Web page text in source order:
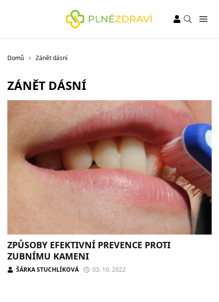
Domů Zánět dásní
ZÁNĚT DÁSNÍ
ZPŮSOBY EFEKTIVNÍ PREVENCE PROTI
ZUBNÍMU KAMENI
ŠÁRKA STUCHLÍKOVÁ 03. 10. 2022